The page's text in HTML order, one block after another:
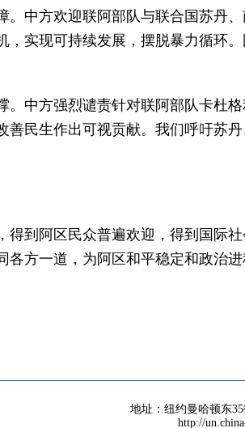
中方欢迎联阿部队与联合国苏丹
，实现可持续发展，摆脱暴力循环
。中方强烈谴责针对联阿部队卡杜
善民生作出可视贡献。我们呼吁苏
得到阿区民众普遍欢迎，得到国际
方一道，为阿区和平稳定和政治进
地址：纽约曼哈顿东
http://